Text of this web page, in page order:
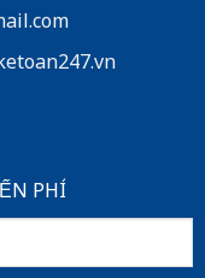
PHÍ